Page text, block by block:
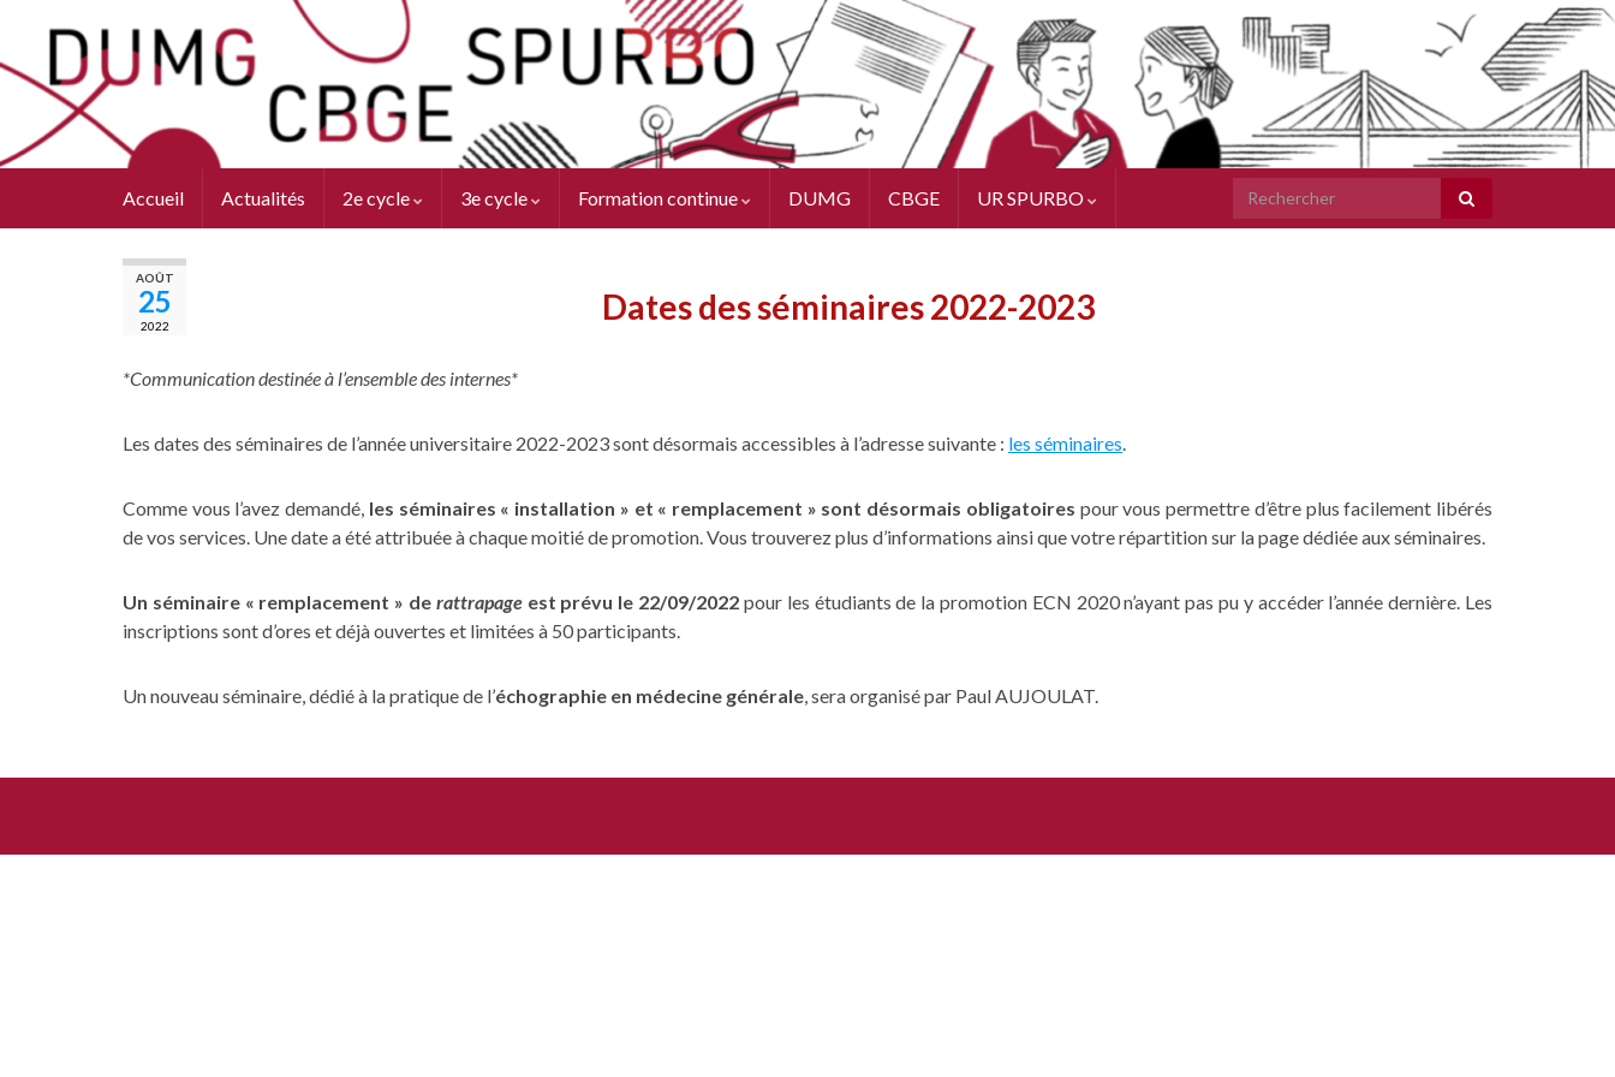
Accueil Actualités 2e cycle 3e cycle Formation continue DUMG CBGE UR SPURBO Search for:
AOÛT
25
2022 Dates des séminaires 2022-2023
*Communication destinée à l’ensemble des internes*
Les dates des séminaires de l’année universitaire 2022-2023 sont désormais accessibles à l’adresse suivante : les séminaires.
Comme vous l’avez demandé, les séminaires « installation » et « remplacement » sont désormais obligatoires pour vous permettre d’être plus facilement libérés
de vos services. Une date a été attribuée à chaque moitié de promotion. Vous trouverez plus d’informations ainsi que votre répartition sur la page dédiée aux séminaires.
Un séminaire « remplacement » de rattrapageest prévu le 22/09/2022 pour les étudiants de la promotion ECN 2020 n’ayant pas pu y accéder l’année dernière. Les
inscriptions sont d’ores et déjà ouvertes et limitées à 50 participants.
Un nouveau séminaire, dédié à la pratique de l’échographie en médecine générale, sera organisé par Paul AUJOULAT.